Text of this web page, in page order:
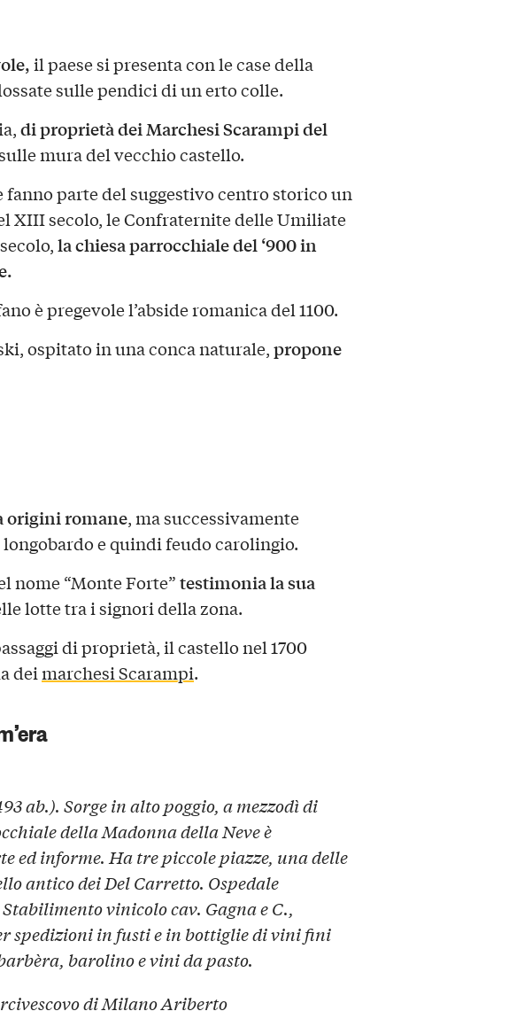
il paese si presenta con le case della
sulle pendici di un erto colle.
di proprietà dei Marchesi Scarampi del
mura del vecchio castello.
parte del suggestivo centro storico un
XIII secolo, le Confraternite delle Umiliate
la chiesa parrocchiale del ‘900 in
è pregevole l’abside romanica del 1100.
ospitato in una conca naturale,propone
origini romane, ma successivamente
e quindi feudo carolingio.
nome “Monte Forte”testimonia la sua
lotte tra i signori della zona.
di proprietà, il castello nel 1700
deimarchesi Scarampi.
ab.). Sorge in alto poggio, a mezzodì di
della Madonna della Neve è
ed informe. Ha tre piccole piazze, una delle
antico dei Del Carretto. Ospedale
vinicolo cav. Gagna e C.,
spedizioni in fusti e in bottiglie di vini fini
barolino e vini da pasto.
di Milano Ariberto